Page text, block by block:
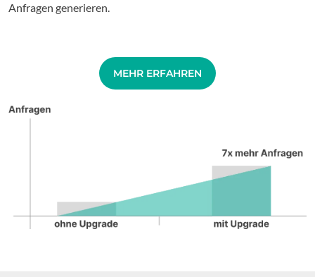
Anfragen generieren.
MEHR ERFAHREN